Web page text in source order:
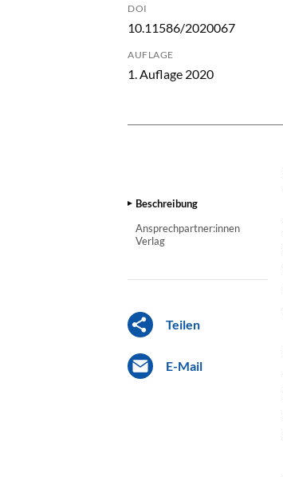
DOI
10.11586/2020067
AUFLAGE
1. Auflage 2020
Beschreibung
Ansprechpartner:innen
Verlag
Teilen
E-Mail